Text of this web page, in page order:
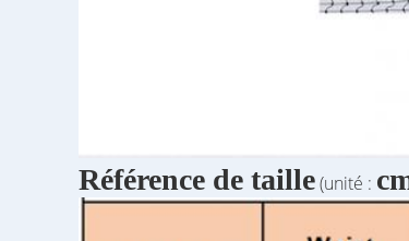
Référence de taille(unité :